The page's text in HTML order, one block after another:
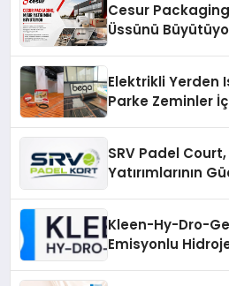
Cesur
Üssünü
Elektrikli Yerden
Parke Zeminler
SRV Padel
Yatırımlarının
Kleen-Hy-Dro-
Emisyonlu